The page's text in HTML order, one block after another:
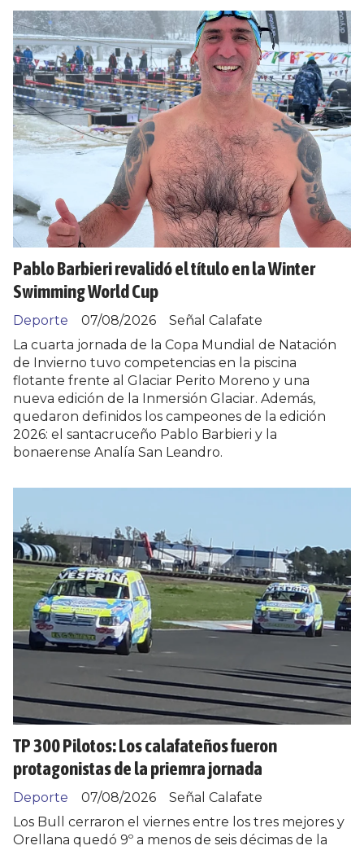
Pablo Barbieri revalidó el título en la Winter
Swimming World Cup
Señal Calafate
Deporte
07/08/2026
La cuarta jornada de la Copa Mundial de Natación
de Invierno tuvo competencias en la piscina
flotante frente al Glaciar Perito Moreno y una
nueva edición de la Inmersión Glaciar. Además,
quedaron definidos los campeones de la edición
2026: el santacruceño Pablo Barbieri y la
bonaerense Analía San Leandro.
TP 300 Pilotos: Los calafateños fueron
protagonistas de la priemra jornada
Señal Calafate
Deporte
07/08/2026
Los Bull cerraron el viernes entre los tres mejores y
Orellana quedó 9º a menos de seis décimas de la